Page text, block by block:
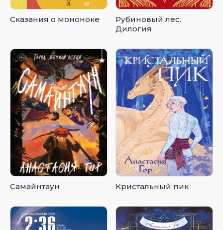
Сказания о мононоке
Рубиновый лес.
Дилогия
Самайнтаун Кристальный пик